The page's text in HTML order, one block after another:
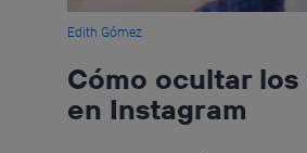
Edith Gómez
Cómo ocultar
en Instagram